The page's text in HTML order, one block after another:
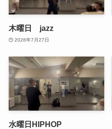
木曜日 jazz
2026年7月27日
水曜日HIPHOP